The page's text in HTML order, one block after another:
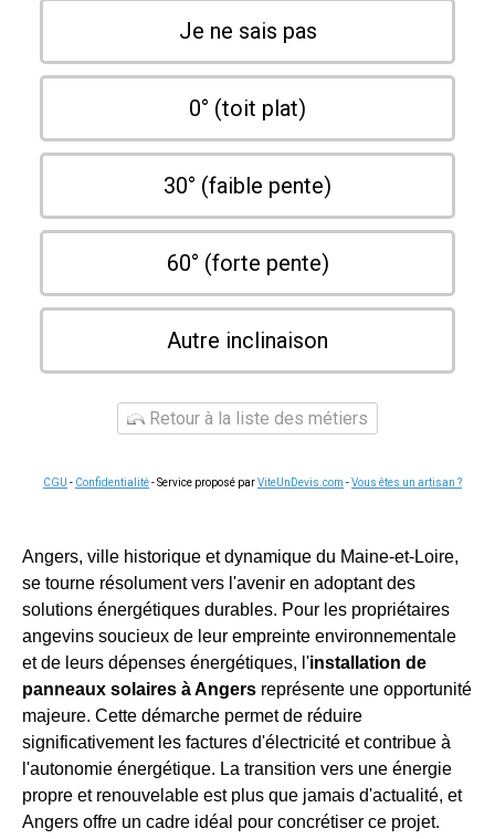
Je ne sais pas
0° (toit plat)
30° (faible pente)
60° (forte pente)
Autre inclinaison
Retour à la liste des métiers
CGU - Confidentialité- Service proposé parViteUnDevis.com -Vous êtes un artisan ?
Angers, ville historique et dynamique du Maine-et-Loire,
se tourne résolument vers l'avenir en adoptant des
solutions énergétiques durables. Pour les propriétaires
angevins soucieux de leur empreinte environnementale
et de leurs dépenses énergétiques, l'installation de
panneaux solaires à Angers représente une opportunité
majeure. Cette démarche permet de réduire
significativement les factures d'électricité et contribue à
l'autonomie énergétique. La transition vers une énergie
propre et renouvelable est plus que jamais d'actualité, et
Angers offre un cadre idéal pour concrétiser ce projet.